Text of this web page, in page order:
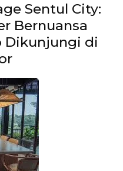
Sentul City:
Bernuansa
Dikunjungi di